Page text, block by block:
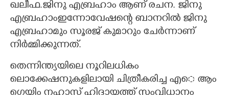
ഖലീഫ.ജിനു എബ്രഹാം ആണ് രചന. ജിനു
എബ്രഹാംഇന്നോവേഷന്റെ ബാനറിൽ ജിനു
എബ്രഹാമും സൂരജ് കുമാറും ചേർന്നാണ്
നിർമ്മിക്കുന്നത്.
തെന്നിന്ത്യയിലെ നൂറിലധികം
ലൊക്കേഷനുകളിലായി ചിത്രീകരിച്ച എെ ആം